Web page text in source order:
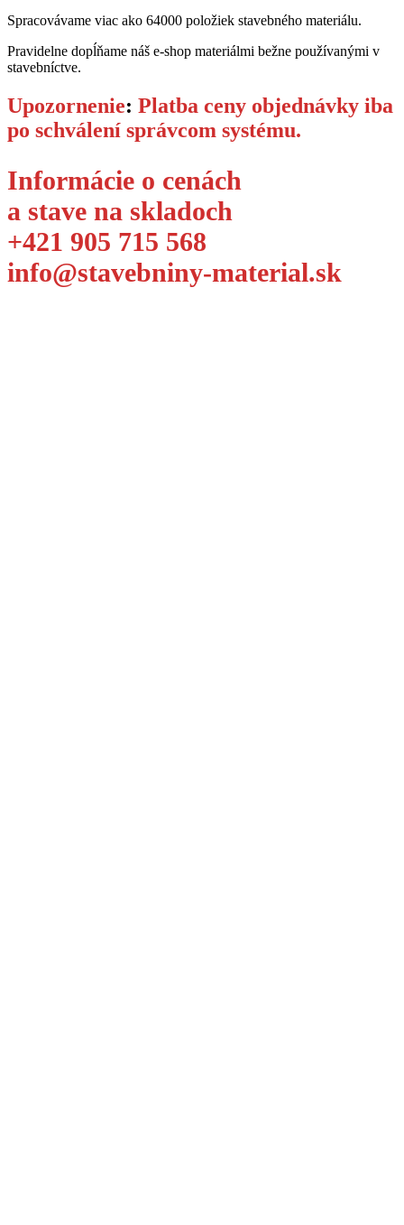
Spracovávame viac ako 64000 položiek stavebného materiálu.
Pravidelne dopĺňame náš e-shop materiálmi bežne používanými v
stavebníctve.
Upozornenie: Platba ceny objednávky iba
po schválení správcom systému.
Informácie o cenách
a stave na skladoch
+421 905 715 568
info@stavebniny-material.sk